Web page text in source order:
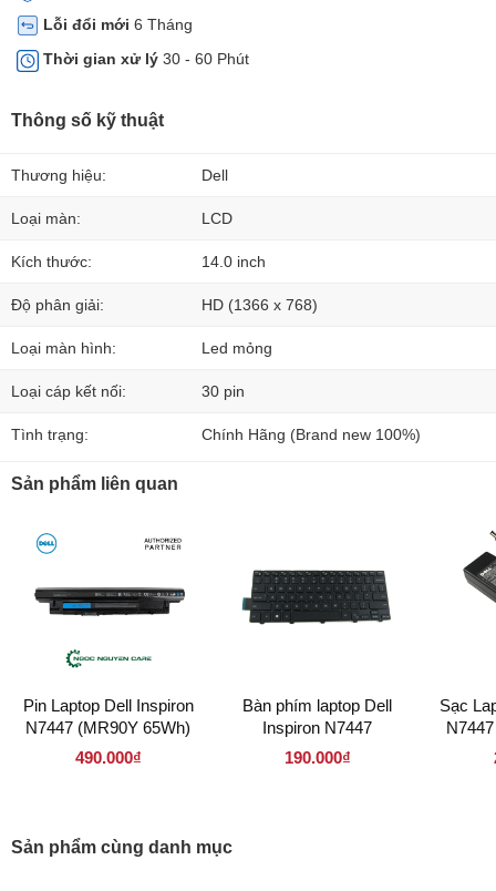
Lỗi đổi mới 6 Tháng
Thời gian xử lý 30 - 60 Phút
Thông số kỹ thuật
Thương hiệu: Dell
Loại màn: LCD
Kích thước: 14.0 inch
Độ phân giải: HD (1366 x 768)
Loại màn hình: Led mỏng
Loại cáp kết nối: 30 pin
Tình trạng: Chính Hãng (Brand new 100%)
Sản phẩm liên quan
Pin Laptop Dell Inspiron
N7447 (MR90Y 65Wh)
490.000₫
Bàn phím laptop Dell
Inspiron N7447
190.000₫
Sạc
Sản phẩm cùng danh mục